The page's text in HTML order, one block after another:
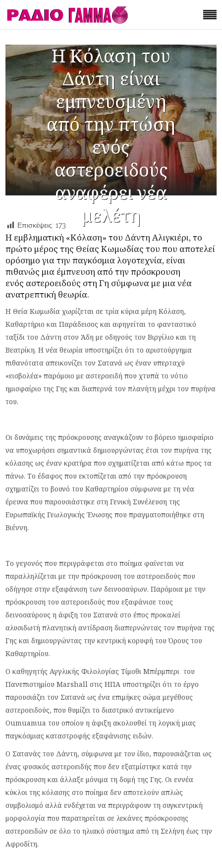
Η Κόλαση του
Δάντη είναι
εμπνευσμένη
από την πτώση
ενός
αστεροειδούς
αναφέρει νέα
μελέτη
Επισκέψεις: 173
Η εμβληματική «Κόλαση» του Δάντη Αλιγκιέρι, το
πρώτο μέρος της Θείας Κωμωδίας του που αποτελεί
ορόσημο για την παγκόσμια λογοτεχνία, είναι
πιθανώς μια έμπνευση από την πρόσκρουση
ενός αστεροειδούς στη Γη σύμφωνα με μια νέα
ανατρεπτική θεωρία.
Η Θεία Κωμωδία χωρίζεται σε τρία κύρια μέρη Κόλαση,
Καθαρτήριο και Παράδεισος και αφηγείται το φανταστικό
ταξίδι του Δάντη στον Άδη με οδηγούς τον Βιργίλιο και τη
Βεατρίκη. Η νέα θεωρία υποστηρίζει ότι το αριστούργημα
πιθανότατα απεικονίζει τον Σατανά ως έναν υπερταχύ
«εισβολέα» παρόμοιο με αστεροειδή που χτυπά το νότιο
ημισφαίριο της Γης και διαπερνά τον πλανήτη μέχρι τον πυρήνα
του.
Οι δυνάμεις της πρόσκρουσης αναγκάζουν το βόρειο ημισφαίριο
να υποχωρήσει σημαντικά δημιουργώντας έτσι τον πυρήνα της
κόλασης ως έναν κρατήρα που σχηματίζεται από κάτω προς τα
πάνω. Το έδαφος που εκτοπίζεται από την πρόσκρουση
σχηματίζει το βουνό του Καθαρτηρίου σύμφωνα με τη νέα
έρευνα που παρουσιάστηκε στη Γενική Συνέλευση της
Ευρωπαϊκής Γεωλογικής Ένωσης που πραγματοποιήθηκε στη
Βιέννη.
Το γεγονός που περιγράφεται στο ποίημα φαίνεται να
παραλληλίζεται με την πρόσκρουση του αστεροειδούς που
οδήγησε στην εξαφάνιση των δεινοσαύρων. Παρόμοια με την
πρόσκρουση του αστεροειδούς που εξαφάνισε τους
δεινοσαύρους η άφιξη του Σατανά στο έπος προκαλεί
αλυσιδωτή πλανητική αντίδραση διαπερνώντας τον πυρήνα της
Γης και δημιουργώντας την κεντρική κορυφή του Όρους του
Καθαρτηρίου.
Ο καθηγητής Αγγλικής Φιλολογίας Τίμοθι Μπέρμπερι του
Πανεπιστημίου Marshall στις ΗΠΑ υποστηρίζει ότι το έργο
παρουσιάζει τον Σατανά ως ένα επιμήκες σώμα μεγέθους
αστεροειδούς, που θυμίζει το διαστρικό αντικείμενο
Oumuamua του οποίου η άφιξη ακολουθεί τη λογική μιας
παγκόσμιας καταστροφής εξαφάνισης ειδών.
Ο Σατανάς του Δάντη, σύμφωνα με τον ίδιο, παρουσιάζεται ως
ένας φυσικός αστεροειδής που δεν εξατμίστηκε κατά την
πρόσκρουση και άλλαξε μόνιμα τη δομή της Γης. Οι εννέα
κύκλοι της κόλασης στο ποίημα δεν αποτελούν απλώς
συμβολισμό αλλά ενδέχεται να περιγράφουν τη συγκεντρική
μορφολογία που παρατηρείται σε λεκάνες πρόσκρουσης
αστεροειδών σε όλο το ηλιακό σύστημα από τη Σελήνη έως την
Αφροδίτη.